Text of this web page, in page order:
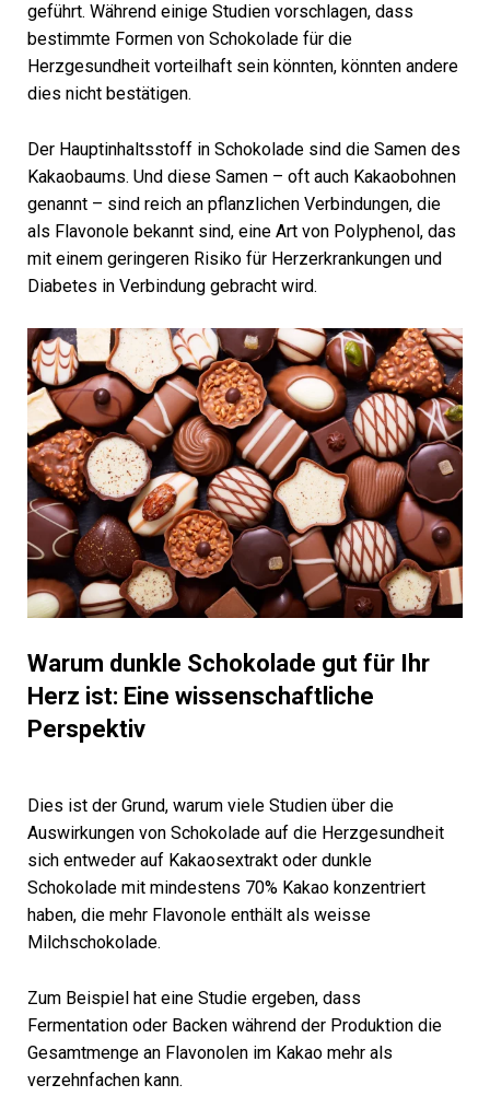
geführt. Während einige Studien vorschlagen, dass
bestimmte Formen von Schokolade für die
Herzgesundheit vorteilhaft sein könnten, könnten andere
dies nicht bestätigen.
Der Hauptinhaltsstoff in Schokolade sind die Samen des
Kakaobaums. Und diese Samen – oft auch Kakaobohnen
genannt – sind reich an pflanzlichen Verbindungen, die
als Flavonole bekannt sind, eine Art von Polyphenol, das
mit einem geringeren Risiko für Herzerkrankungen und
Diabetes in Verbindung gebracht wird.
Warum dunkle Schokolade gut für Ihr
Herz ist: Eine wissenschaftliche
Perspektiv
Dies ist der Grund, warum viele Studien über die
Auswirkungen von Schokolade auf die Herzgesundheit
sich entweder auf Kakaosextrakt oder dunkle
Schokolade mit mindestens 70% Kakao konzentriert
haben, die mehr Flavonole enthält als weisse
Milchschokolade.
Zum Beispiel hat eine Studie ergeben, dass
Fermentation oder Backen während der Produktion die
Gesamtmenge an Flavonolen im Kakao mehr als
verzehnfachen kann.